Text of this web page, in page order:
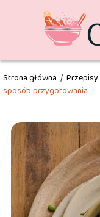
Strona główna / Przepisy
sposób przygotowania